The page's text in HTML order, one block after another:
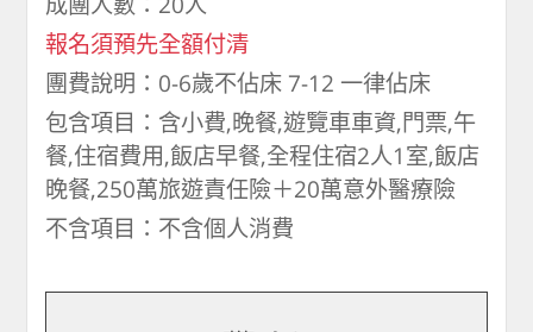
報名須預先全額付清
團費說明：0-6歲不佔床 7-12 一律佔床
包含項目：含小費,晚餐,遊覽車車資,門票,午
餐,住宿費用,飯店早餐,全程住宿2人1室,飯店
晚餐,250萬旅遊責任險＋20萬意外醫療險
不含項目：不含個人消費